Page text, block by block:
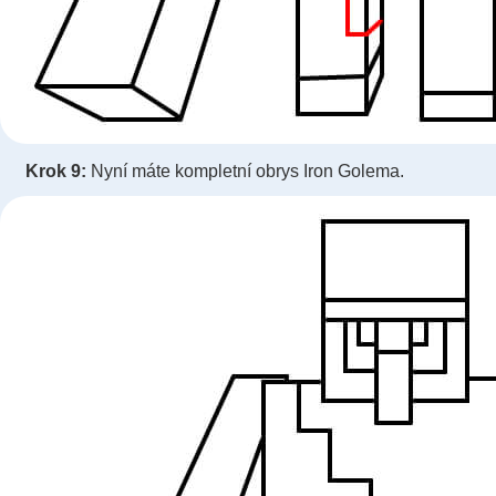
Krok 9: Nyní máte kompletní obrys Iron Golema.